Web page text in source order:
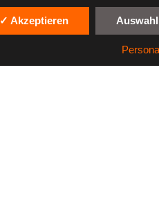
✓ Akzeptieren